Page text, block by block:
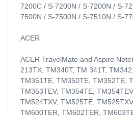
7200C / S-7200N / S-7200N / S-
7500N / S-7500N / S-7510N / S-
ACER
ACER TravelMate and Aspire
213TX, TM340T, TM 341T,
TM351TE, TM350TE, TM352TE,
TM353TEV, TM354TE,
TM524TXV, TM525TE,
TM600TER, TM602TER,